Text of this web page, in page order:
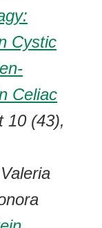
Cystic
Celiac
10 (43),